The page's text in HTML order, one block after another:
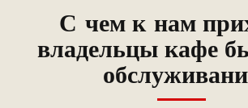
С чем к нам
владельцы кафе